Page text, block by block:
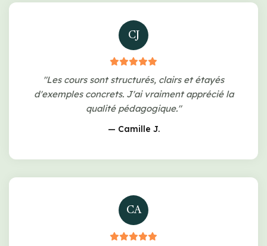
CJ
"Les cours sont structurés, clairs et étayés
d'exemples concrets. J'ai vraiment apprécié la
qualité pédagogique."
— Camille J.
CA